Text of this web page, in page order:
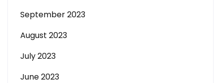
September 2023
August 2023
July 2023
June 2023